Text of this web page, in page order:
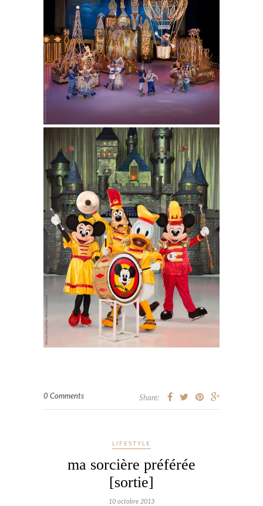
0 Comments Share:
LIFESTYLE
ma sorcière préférée
[sortie]
10 octobre 2013